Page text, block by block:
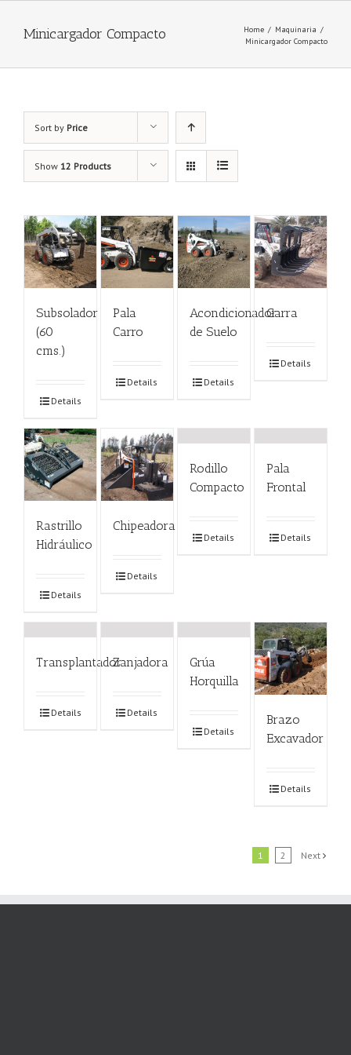
Minicargador Compacto Home / Maquinaria /
Minicargador Compacto
Sort by Price
Show 12 Products
Subsolador
(60
cms.)
Details
Pala
Carro
Details
Acondicionador
de Suelo
Details
Garra
Details
Rastrillo
Hidráulico
Details
Chipeadora
Details
Rodillo
Compacto
Details
Pala
Frontal
Details
Transplantador
Details
Zanjadora
Details
Grúa
Horquilla
Details
Brazo
Excavador
Details
1 2 Next